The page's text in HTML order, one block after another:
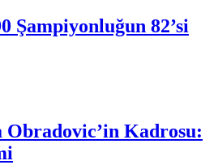
Şampiyonluğun 82’si
Obradovic’in Kadrosu: